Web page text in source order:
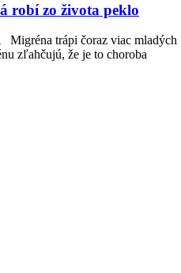
robí zo života peklo
trápi čoraz viac mladých
zľahčujú, že je to choroba